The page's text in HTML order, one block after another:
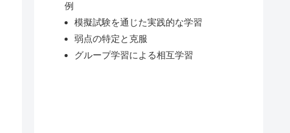
例
模擬試験を通じた実践的な学習
弱点の特定と克服
グループ学習による相互学習